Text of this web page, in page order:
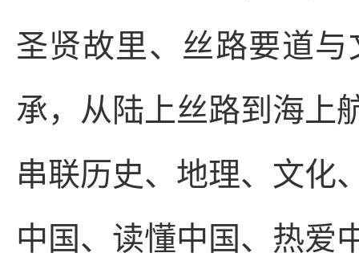
圣贤故里、丝路要道
承，从陆上丝路到海上
串联历史、地理、文化
中国、读懂中国、热爱